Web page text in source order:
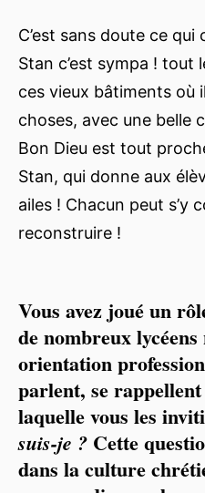
C’est sans doute ce
Stan c’est sympa ! tout
ces vieux bâtiments où
choses, avec une belle
Bon Dieu est tout
Stan, qui donne aux
ailes ! Chacun peut s’y
reconstruire !
Vous avez joué un
de nombreux
orientation
parlent, se
laquelle vous les
suis-je ? Cette
dans la culture